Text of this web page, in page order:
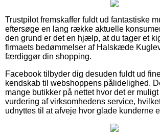
Trustpilot fremskaffer fuldt ud fantastiske
eftersøge en lang række aktuelle
den grund er det en hjælp, at du tager et
firmaets bedømmelser af Halskæde
færdiggør din shopping.
Facebook tilbyder dig desuden fuldt ud
kendskab til webshoppens pålidelighed.
mange butikker på nettet hvor det er
vurdering af virksomhedens service,
udnyttes til at afveje hvor glade kunderne